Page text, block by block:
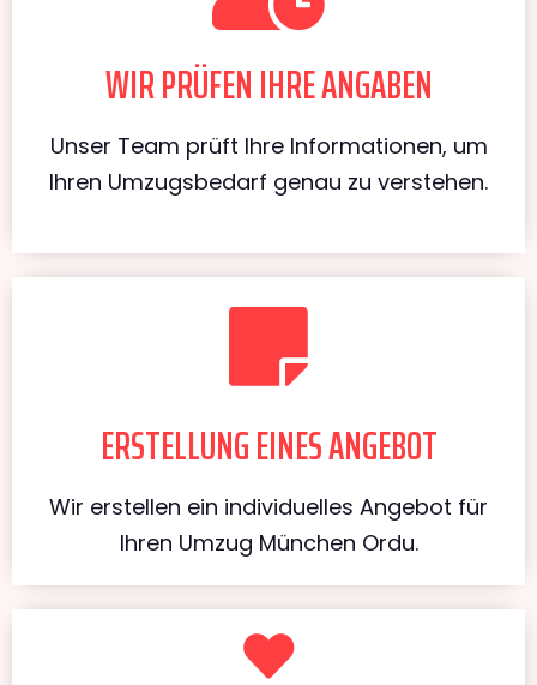
WIR PRÜFEN IHRE ANGABEN
Unser Team prüft Ihre Informationen, um
Ihren Umzugsbedarf genau zu verstehen.
ERSTELLUNG EINES ANGEBOT
Wir erstellen ein individuelles Angebot für
Ihren Umzug München Ordu.